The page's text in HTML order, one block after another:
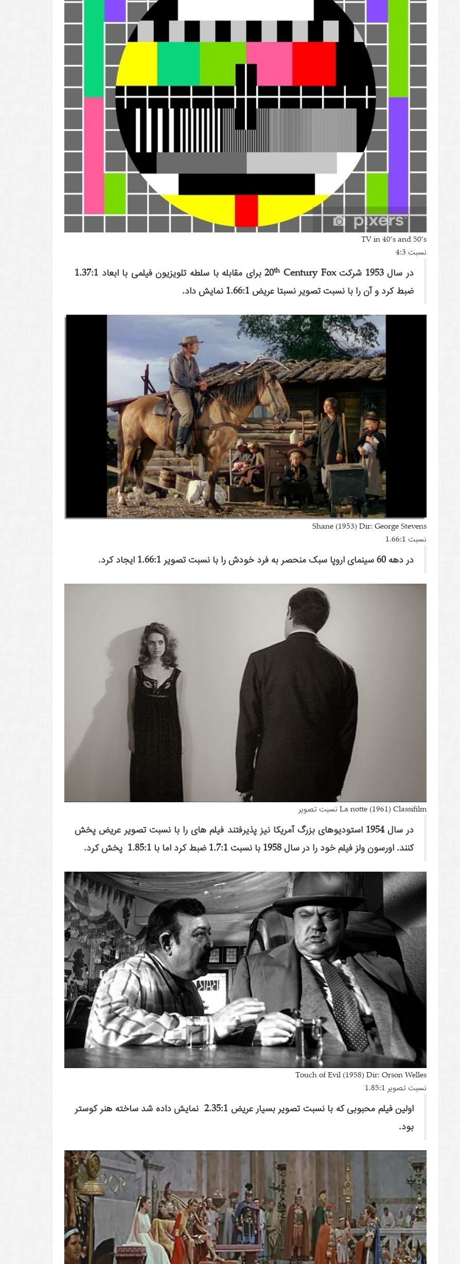
TV in 40’s and 50’s
نسبت 4:3
در سال 1953 شرکت 20 th
Century Fox برای مقابله با سلطه تلویزیون فیلمی با ابعاد 1.37:1
ضبط کرد و آن را با نسبت تصویر نسبتا عریض 1.66:1 نمایش داد.
Shane (1953) Dir: George Stevens
نسبت 1.66:1
در دهه 60 سینمای اروپا سبک منحصر به فرد خودش را با نسبت تصویر 1.66:1 ایجاد کرد.
La notte (1961) Classifilm نسبت تصویر
در سال 1954 استودیوهای بزرگ آمریکا نیز پذیرفتند فیلم های را با نسبت تصویر عریض پخش
کنند. اورسون ولز فیلم خود را در سال 1958 با نسبت 1.7:1 ضبط کرد اما با 1.85:1 پخش کرد.
Touch of Evil (1958) Dir: Orson Welles
نسبت تصویر 1.85:1
اولین فیلم محبوبی که با نسبت تصویر بسیار عریض 2.35:1 نمایش داده شد ساخته هنر کوستر
بود.